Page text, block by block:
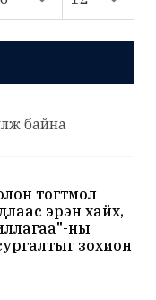
байна
тогтмол
эрэн хайх,
ны
зохион